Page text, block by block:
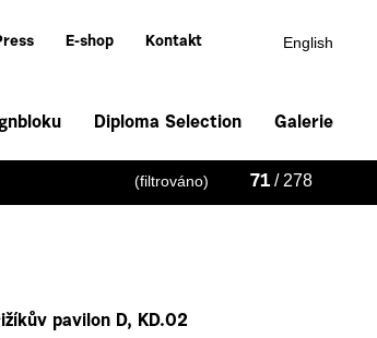
E-shop Kontakt English
Diploma Selection Galerie
(filtrováno) 71 / 278
pavilon D, KD.02